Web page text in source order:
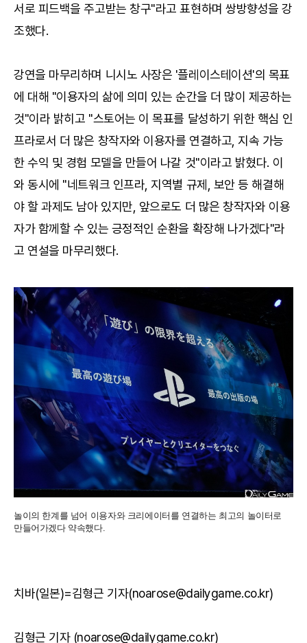
서로 피드백을 주고받는 창구"라고 표현하며 쌍방향성을 강
조했다.
강연을 마무리하며 니시노 사장은 '플레이스테이션'의 목표
에 대해 "이용자의 삶에 의미 있는 순간을 더 많이 제공하는
것"이라 밝히고 "스토어는 이 목표를 달성하기 위한 핵심 인
프라로서 더 많은 창작자와 이용자를 연결하고, 지속 가능
한 수익 및 경험 모델을 만들어 나갈 것"이라고 밝혔다. 이
와 동시에 "네트워크 인프라, 지역별 규제, 보안 등 해결해
야 할 과제도 남아 있지만, 앞으로도 더 많은 창작자와 이용
자가 함께할 수 있는 긍정적인 순환을 확장해 나가겠다"라
고 연설을 마무리했다.
놀이의 한계를 넘어 이용자와 크리에이터를 연결하는 최고의 놀이터로
만들어가겠다 약속했다.
치바(일본)=김형근 기자(noarose@dailygame.co.kr)
김형근 기자 (noarose@dailygame.co.kr)